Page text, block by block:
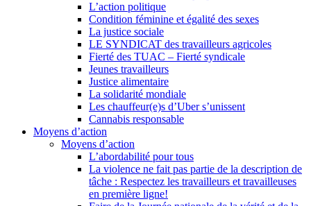
L’action politique
Condition féminine et égalité des sexes
La justice sociale
LE SYNDICAT des travailleurs agricoles
Fierté des TUAC – Fierté syndicale
Jeunes travailleurs
Justice alimentaire
La solidarité mondiale
Les chauffeur(e)s d’Uber s’unissent
Cannabis responsable
Moyens d’action
Moyens d’action
L’abordabilité pour tous
La violence ne fait pas partie de la description de
tâche : Respectez les travailleurs et travailleuses
en première ligne!